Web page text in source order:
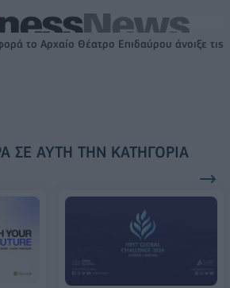
το Αρχαίο Θέατρο Επιδαύρου άνοιξε τις
ΣΕ ΑΥΤΉ ΤΗΝ ΚΑΤΗΓΟΡΊΑ